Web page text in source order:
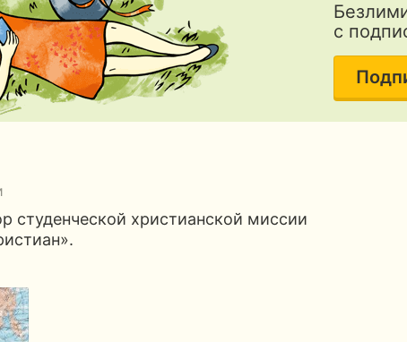
с
студенческой христианской миссии